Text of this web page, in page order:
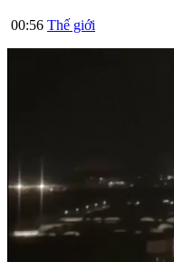
00:56 Thế giới